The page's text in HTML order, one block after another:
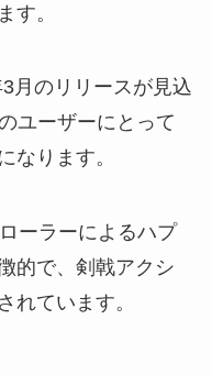
す。
月のリリースが見込
ユーザーにとって
なります。
ーラーによるハプ
的で、剣戟アクシ
れています。